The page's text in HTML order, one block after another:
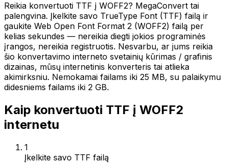
Reikia konvertuoti TTF į WOFF2? MegaConvert tai
palengvina. Įkelkite savo TrueType Font (TTF) failą ir
gaukite Web Open Font Format 2 (WOFF2) failą per
kelias sekundes — nereikia diegti jokios programinės
įrangos, nereikia registruotis. Nesvarbu, ar jums reikia
šio konvertavimo interneto svetainių kūrimas / grafinis
dizainas, mūsų internetinis konverteris tai atlieka
akimirksniu. Nemokamai failams iki 25 MB, su palaikymu
didesniems failams iki 2 GB.
Kaip konvertuoti TTF į WOFF2
internetu
1
Įkelkite savo TTF failą